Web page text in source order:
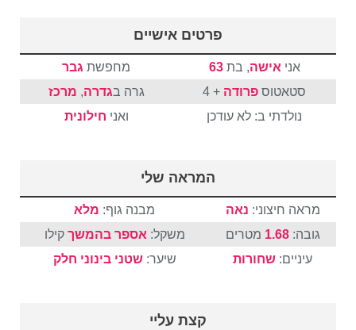
פרטים אישיים
אני אישה, בת63 מחפשת גבר
סטאטוס פרודה + 4 גרה בגדרה, מרכז
נולדתי ב: לא עודכן
ואני חילונית
המראה שלי
מראה חיצוני: נאה מבנה גוף: מלא
גובה:1.68 מטרים משקל: אספר בהמשך קילו
עיניים: שחורות שיער:שטני בינוני חלק
קצת עליי